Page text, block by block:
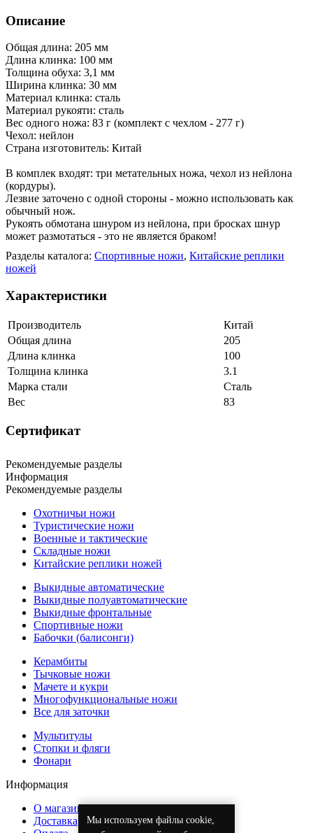
Мы используем файлы cookie,
Описание
Общая длина: 205 мм
Длина клинка: 100 мм
Толщина обуха: 3,1 мм
Ширина клинка: 30 мм
Материал клинка: сталь
Материал рукояти: сталь
Вес одного ножа: 83 г (комплект с чехлом - 277 г)
Чехол: нейлон
Страна изготовитель: Китай
В комплек входят: три метательных ножа, чехол из нейлона
(кордуры).
Лезвие заточено с одной стороны - можно использовать как
обычный нож.
Рукоять обмотана шнуром из нейлона, при бросках шнур
может размотаться - это не является браком!
Разделы каталога: Спортивные ножи, Китайские реплики
ножей
Характеристики
Производитель
Китай
Общая длина
205
Длина клинка
100
Толщина клинка
3.1
Марка стали
Сталь
Вес
83
Сертификат
Рекомендуемые разделы
Информация
Рекомендуемые разделы
Охотничьи ножи
Туристические ножи
Военные и тактические
Складные ножи
Китайские реплики ножей
Выкидные автоматические
Выкидные полуавтоматические
Выкидные фронтальные
Спортивные ножи
Бабочки (балисонги)
Керамбиты
Тычковые ножи
Мачете и кукри
Многофункциональные ножи
Все для заточки
Мультитулы
Стопки и фляги
Фонари
Информация
О магазине
Доставка